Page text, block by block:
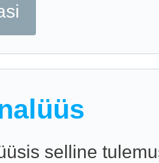
selline